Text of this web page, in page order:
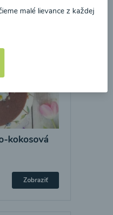
kokosová
Zobraziť
malé lievance z každej